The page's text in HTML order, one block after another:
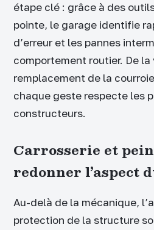
étape clé : grâce à des
pointe, le garage identifie
d’erreur et les pannes
comportement routier. De
remplacement de la
chaque geste respecte les
constructeurs.
Carrosserie et
redonner l’aspect
Au-delà de la mécanique,
protection de la structure